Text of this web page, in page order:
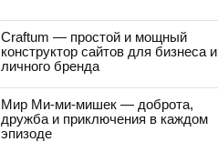
Craftum — простой и мощный
конструктор сайтов для бизнеса и
личного бренда
Мир Ми-ми-мишек — доброта,
дружба и приключения в каждом
эпизоде